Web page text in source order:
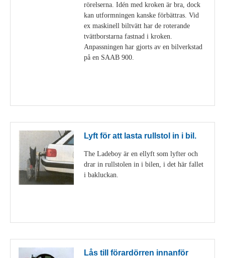
rörelserna. Idén med kroken är bra, dock
kan utformningen kanske förbättras. Vid
ex maskinell biltvätt har de roterande
tvättborstarna fastnad i kroken.
Anpassningen har gjorts av en bilverkstad
på en SAAB 900.
Lyft för att lasta rullstol in i bil.
The Ladeboy är en ellyft som lyfter och
drar in rullstolen in i bilen, i det här fallet
i bakluckan.
Lås till förardörren innanför